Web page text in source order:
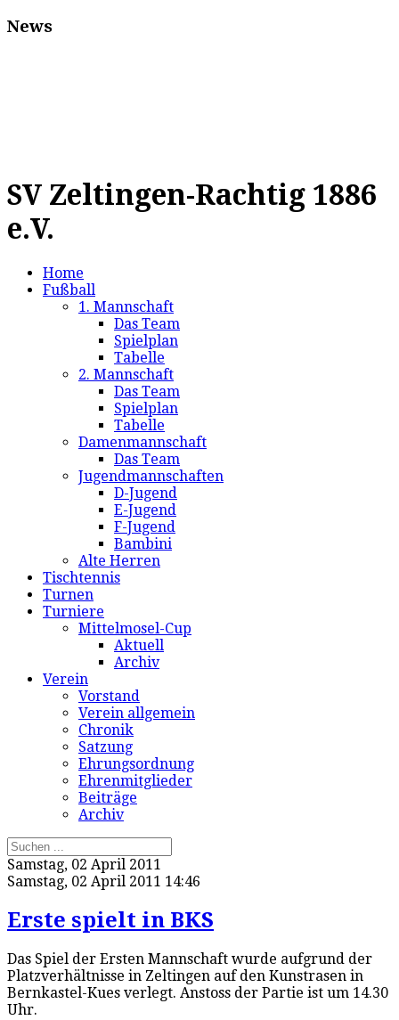
News
SV Zeltingen-Rachtig 1886
e.V.
Home
Fußball
1. Mannschaft
Das Team
Spielplan
Tabelle
2. Mannschaft
Das Team
Spielplan
Tabelle
Damenmannschaft
Das Team
Jugendmannschaften
D-Jugend
E-Jugend
F-Jugend
Bambini
Alte Herren
Tischtennis
Turnen
Turniere
Mittelmosel-Cup
Aktuell
Archiv
Verein
Vorstand
Verein allgemein
Chronik
Satzung
Ehrungsordnung
Ehrenmitglieder
Beiträge
Archiv
Samstag, 02 April 2011
Samstag, 02 April 2011 14:46
Erste spielt in BKS
Das Spiel der Ersten Mannschaft wurde aufgrund der
Platzverhältnisse in Zeltingen auf den Kunstrasen in
Bernkastel-Kues verlegt. Anstoss der Partie ist um 14.30
Uhr.